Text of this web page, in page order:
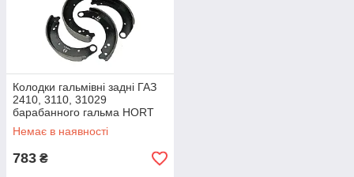
Колодки гальмівні задні ГАЗ
2410, 3110, 31029
барабанного гальма HORT
HBR124
Немає в наявності
783 ₴